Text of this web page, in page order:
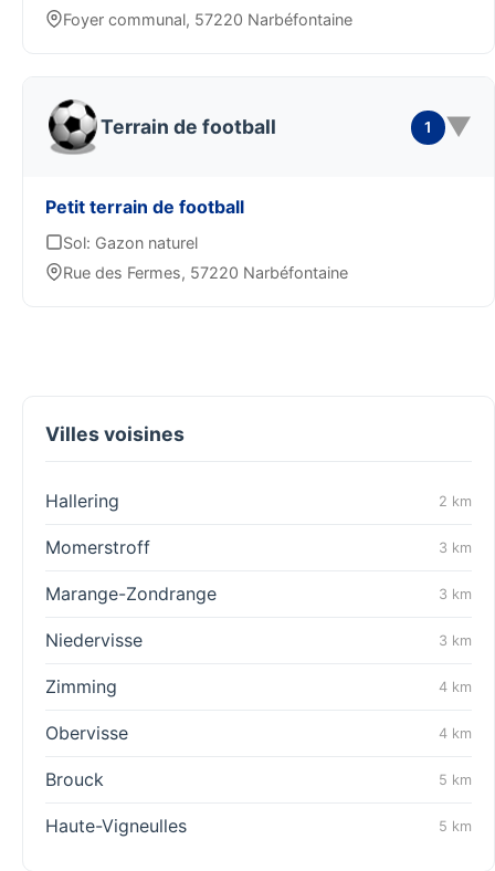
Foyer communal, 57220 Narbéfontaine
Terrain de football 1 ▼
Petit terrain de football
Sol: Gazon naturel
Rue des Fermes, 57220 Narbéfontaine
Villes voisines
Hallering 2 km
Momerstroff 3 km
Marange-Zondrange 3 km
Niedervisse 3 km
Zimming 4 km
Obervisse 4 km
Brouck 5 km
Haute-Vigneulles 5 km